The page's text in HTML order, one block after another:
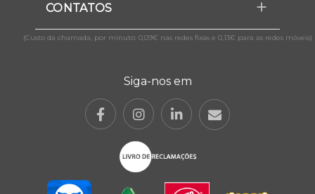
CONTATOS
(Custo da chamada, por minuto: 0,09€ nas redes fixas e 0,13€ para as redes móveis)
Siga-nos em